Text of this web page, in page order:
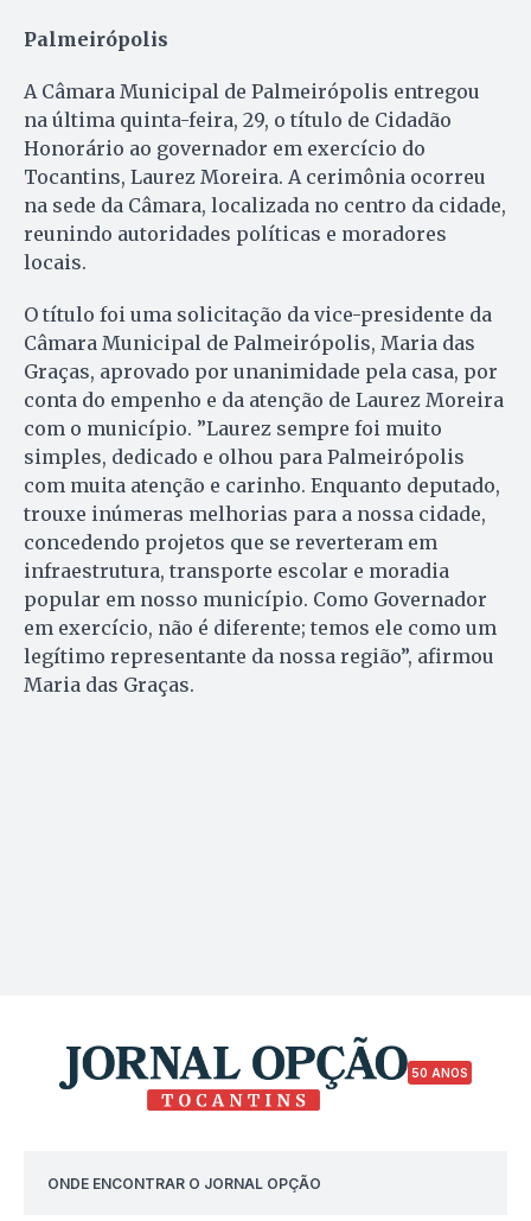
Palmeirópolis
A Câmara Municipal de Palmeirópolis entregou
na última quinta-feira, 29, o título de Cidadão
Honorário ao governador em exercício do
Tocantins, Laurez Moreira. A cerimônia ocorreu
na sede da Câmara, localizada no centro da cidade,
reunindo autoridades políticas e moradores
locais.
O título foi uma solicitação da vice-presidente da
Câmara Municipal de Palmeirópolis, Maria das
Graças, aprovado por unanimidade pela casa, por
conta do empenho e da atenção de Laurez Moreira
com o município. ”Laurez sempre foi muito
simples, dedicado e olhou para Palmeirópolis
com muita atenção e carinho. Enquanto deputado,
trouxe inúmeras melhorias para a nossa cidade,
concedendo projetos que se reverteram em
infraestrutura, transporte escolar e moradia
popular em nosso município. Como Governador
em exercício, não é diferente; temos ele como um
legítimo representante da nossa região”, afirmou
Maria das Graças.
50 ANOS
ONDE ENCONTRAR O JORNAL OPÇÃO